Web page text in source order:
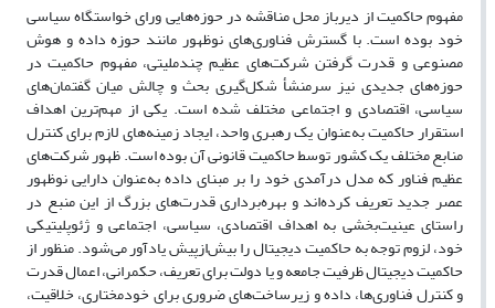
مفهوم حاکمیت از دیرباز محل مناقشه در حوزه‌هایی ورای خواستگاه سیاسی
خود بوده است. با گسترش فناوری‌های نوظهور مانند حوزه داده و هوش
مصنوعی و قدرت گرفتن شرکت‌های عظیم چندملیتی، مفهوم حاکمیت در
حوزه‌های جدیدی نیز سرمنشأ شکل‌گیری بحث و چالش میان گفتمان‌های
سیاسی، اقتصادی و اجتماعی مختلف شده است. یکی از مهم‌ترین اهداف
استقرار حاکمیت به‌عنوان یک رهبری واحد، ایجاد زمینه‌های لازم برای کنترل
منابع مختلف یک کشور توسط حاکمیت قانونی آن بوده است. ظهور شرکت‌های
عظیم فناور که مدل درآمدی خود را بر مبنای داده به‌عنوان دارایی نوظهور
عصر جدید تعریف کرده‌اند و بهره‌برداری قدرت‌های بزرگ از این منبع در
راستای عینیت‌بخشی به اهداف اقتصادی، سیاسی، اجتماعی و ژئوپلیتیکی
خود، لزوم توجه به حاکمیت دیجیتال را بیش‌ازپیش یادآور می‌شود. منظور از
حاکمیت دیجیتال ظرفیت جامعه و یا دولت برای تعریف، حکمرانی، اعمال قدرت
و کنترل فناوری‌ها، داده و زیرساخت‌های ضروری برای خودمختاری، خلاقیت،